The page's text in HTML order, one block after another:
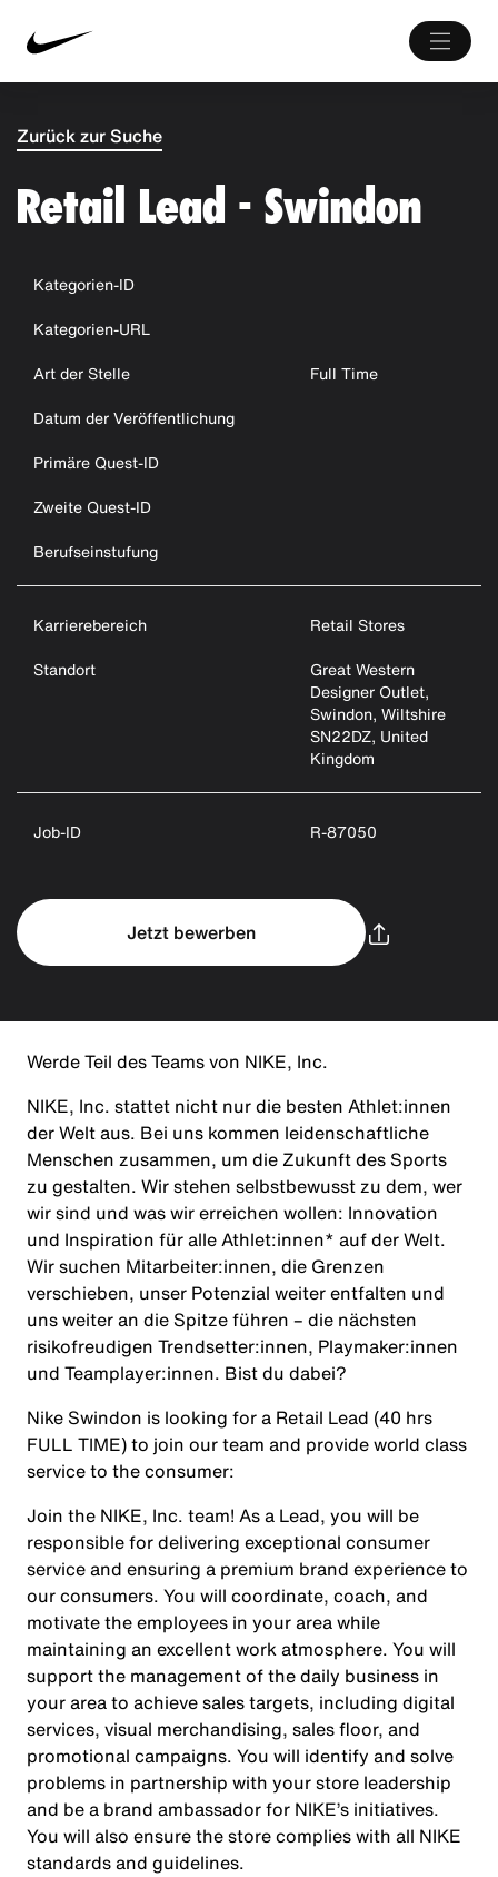
Zurück zur Suche
Retail Lead - Swindon
Kategorien-ID
Kategorien-URL
Art der Stelle
Full Time
Datum der Veröffentlichung
Primäre Quest-ID
Zweite Quest-ID
Berufseinstufung
Karrierebereich
Retail Stores
Standort
Great Western
Designer Outlet,
Swindon, Wiltshire
SN22DZ, United
Kingdom
Job-ID R-87050
Jetzt bewerben
Werde Teil des Teams von NIKE, Inc.
NIKE, Inc. stattet nicht nur die besten Athlet:innen
der Welt aus. Bei uns kommen leidenschaftliche
Menschen zusammen, um die Zukunft des Sports
zu gestalten. Wir stehen selbstbewusst zu dem, wer
wir sind und was wir erreichen wollen: Innovation
und Inspiration für alle Athlet:innen* auf der Welt.
Wir suchen Mitarbeiter:innen, die Grenzen
verschieben, unser Potenzial weiter entfalten und
uns weiter an die Spitze führen – die nächsten
risikofreudigen Trendsetter:innen, Playmaker:innen
und Teamplayer:innen. Bist du dabei?
Nike Swindon is looking for a Retail Lead (40 hrs
FULL TIME)to join our team and provide world class
service to the consumer:
Join the NIKE, Inc. team! As a Lead, you will be
responsible for delivering exceptional consumer
service and ensuring a premium brand experience to
our consumers. You will coordinate, coach, and
motivate the employees in your area while
maintaining an excellent work atmosphere. You will
support the management of the daily business in
your area to achieve sales targets, including digital
services, visual merchandising, sales floor, and
promotional campaigns. You will identify and solve
problems in partnership with your store leadership
and be a brand ambassador for NIKE’s initiatives.
You will also ensure the store complies with all NIKE
standards and guidelines.